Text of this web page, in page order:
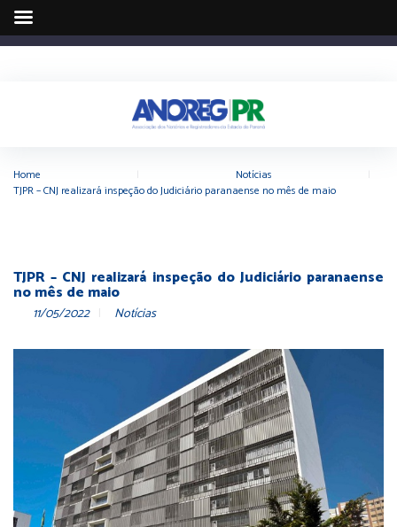
Home Notícias
TJPR – CNJ realizará inspeção do Judiciário paranaense no mês de maio
TJPR – CNJ realizará inspeção do Judiciário paranaense
no mês de maio
11/05/2022 Notícias